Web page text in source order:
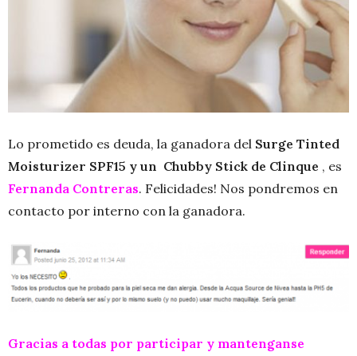
Lo prometido es deuda, la ganadora del Surge Tinted
Moisturizer SPF15 y un Chubby Stick de Clinque , es
Fernanda Contreras. Felicidades! Nos pondremos en
contacto por interno con la ganadora.
Gracias a todas por participar y mantenganse